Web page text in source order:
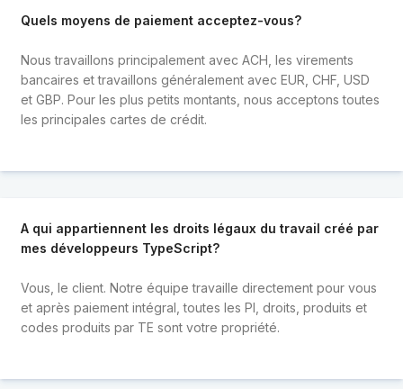
Quels moyens de paiement acceptez-vous?
Nous travaillons principalement avec ACH, les virements
bancaires et travaillons généralement avec EUR, CHF, USD
et GBP. Pour les plus petits montants, nous acceptons toutes
les principales cartes de crédit.
A qui appartiennent les droits légaux du travail créé par
mes développeurs TypeScript?
Vous, le client. Notre équipe travaille directement pour vous
et après paiement intégral, toutes les PI, droits, produits et
codes produits par TE sont votre propriété.